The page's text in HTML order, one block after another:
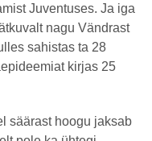
Juventuses. Ja iga
nagu Vändrast
sahistas ta 28
kirjas 25
säärast hoogu jaksab